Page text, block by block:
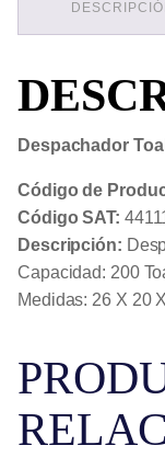
Despachador
Código de
Código SAT:
Descripción:
Capacidad: 200
Medidas: 26 X 20